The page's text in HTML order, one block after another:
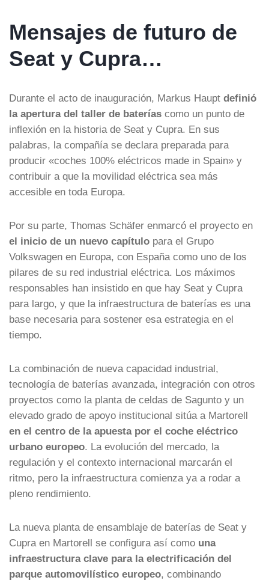
Mensajes de futuro de
Seat y Cupra…
Durante el acto de inauguración, Markus Haupt definió
la apertura del taller de baterías como un punto de
inflexión en la historia de Seat y Cupra. En sus
palabras, la compañía se declara preparada para
producir «coches 100% eléctricos made in Spain» y
contribuir a que la movilidad eléctrica sea más
accesible en toda Europa.
Por su parte, Thomas Schäfer enmarcó el proyecto en
el inicio de un nuevo capítulo para el Grupo
Volkswagen en Europa, con España como uno de los
pilares de su red industrial eléctrica. Los máximos
responsables han insistido en que hay Seat y Cupra
para largo, y que la infraestructura de baterías es una
base necesaria para sostener esa estrategia en el
tiempo.
La combinación de nueva capacidad industrial,
tecnología de baterías avanzada, integración con otros
proyectos como la planta de celdas de Sagunto y un
elevado grado de apoyo institucional sitúa a Martorell
en el centro de la apuesta por el coche eléctrico
urbano europeo. La evolución del mercado, la
regulación y el contexto internacional marcarán el
ritmo, pero la infraestructura comienza ya a rodar a
pleno rendimiento.
La nueva planta de ensamblaje de baterías de Seat y
Cupra en Martorell se configura así como una
infraestructura clave para la electrificación del
parque automovilístico europeo, combinando